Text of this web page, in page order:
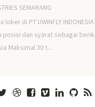
SEMARANG
loker di PT UWINFLY INDONESIA
posisi dan syarat sebagai
Maksimal 30 t...